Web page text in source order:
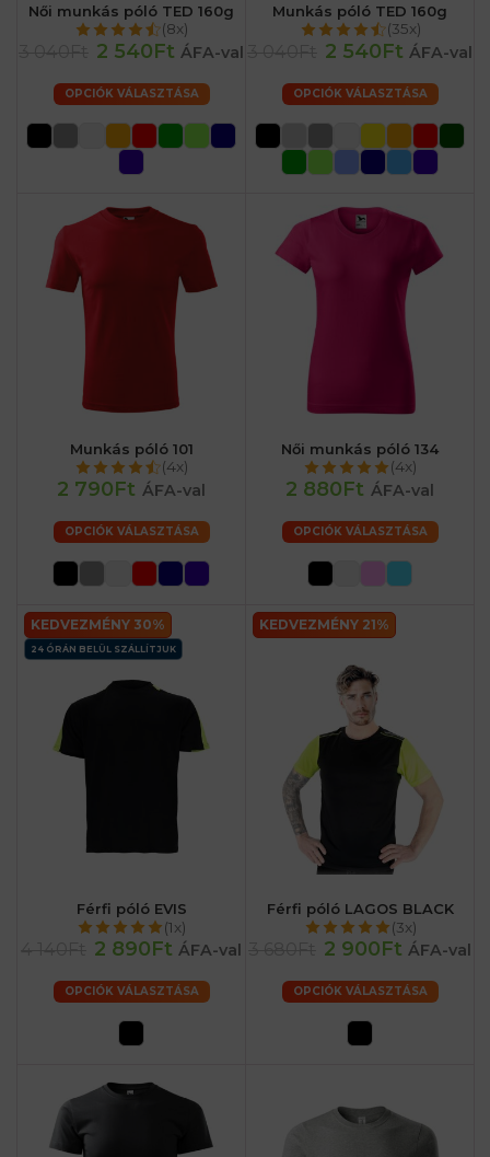
Női munkás póló TED 160g
(8x)
2 540Ft ÁFA-val
OPCIÓK VÁLASZTÁSA
Munkás póló TED 160g
(35x)
2 540Ft ÁFA-val
OPCIÓK VÁLASZTÁSA
Munkás póló 101
(4x)
2 790Ft ÁFA-val
OPCIÓK VÁLASZTÁSA
Női munkás póló 134
(4x)
2 880Ft ÁFA-val
OPCIÓK VÁLASZTÁSA
KEDVEZMÉNY 30%
24 ÓRÁN BELÜL SZÁLLÍTJUK
Férfi póló EVIS
(1x)
2 890Ft ÁFA-val
OPCIÓK VÁLASZTÁSA
KEDVEZMÉNY 21%
Férfi póló LAGOS BLACK
(3x)
2 900Ft ÁFA-val
OPCIÓK VÁLASZTÁSA